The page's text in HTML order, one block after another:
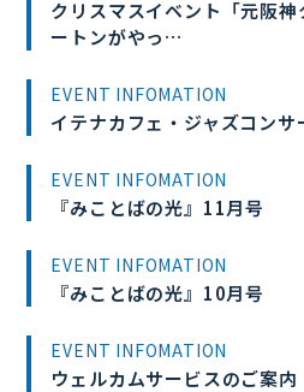
クリスマスイベント「元阪
ートンがやっ…
EVENT INFOMATION
イテナカフェ・ジャズコン
EVENT INFOMATION
『みことばの光』11月号
EVENT INFOMATION
『みことばの光』10月号
EVENT INFOMATION
ウェルカムサービスのご案内